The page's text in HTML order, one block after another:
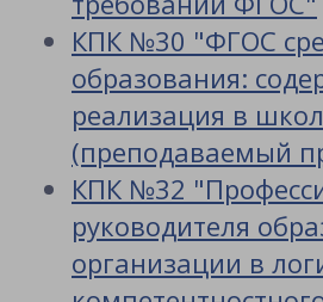
КПК №30 "ФГОС
образования:
реализация в
(преподаваемый
КПК №32
руководителя
организации в